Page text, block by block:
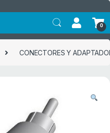
0
CONECTORES Y